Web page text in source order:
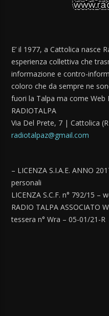
E’ il 1977, a Cattolica nasce
esperienza collettiva che
informazione e contro-
coloro che da sempre ne
fuori la Talpa ma come Web
RADIOTALPA
Via Del Prete, 7 | Cattolica
radiotalpaz@gmail.com
– LICENZA S.I.A.E. ANNO
personali
LICENZA S.C.F. n° 792/15 –
RADIO TALPA ASSOCIATO
tessera n° Wra – 05-01/21-R